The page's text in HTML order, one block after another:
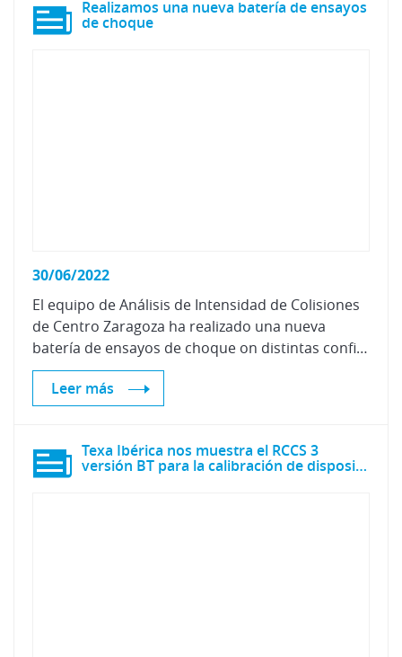
Realizamos una nueva batería de ensayos
de choque
30/06/2022
El equipo de Análisis de Intensidad de Colisiones
de Centro Zaragoza ha realizado una nueva
batería de ensayos de choque on distintas configuraciones para ampliar su ya extensa base de datos.
Leer más
Texa Ibérica nos muestra el RCCS 3
versión BT para la calibración de dispositivos ADAS